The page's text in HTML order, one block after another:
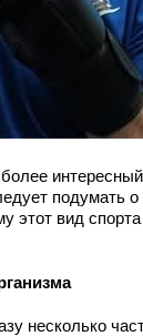
подумать о
этот вид
несколько